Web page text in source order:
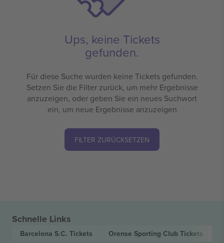
Ups, keine Tickets
gefunden.
Für diese Suche wurden keine Tickets gefunden.
Setzen Sie die Filter zurück, um mehr Ergebnisse
anzuzeigen, oder geben Sie ein neues Suchwort
ein, um neue Ergebnisse anzuzeigen
FILTER ZURÜCKSETZEN
Schnelle Links
Barcelona S.C. Tickets Orense Sporting Club Tickets